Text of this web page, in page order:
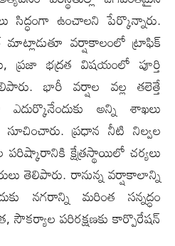
సిద్ధంగా ఉంచాలని పేర్కొన్నారు.
వర్షాకాలంలో ట్రాఫిక్
ప్రజా భద్రత విషయంలో పూర్తి
భారీ వర్షాల వల్ల తలెత్తే
అన్ని శాఖలు
ప్రధాన నీటి నిల్వల
పరిష్కారానికి క్షేత్రస్థాయిలో చర్యలు
తెలిపారు. రానున్న వర్షాకాలాన్ని
నగరాన్ని మరింత సన్నద్ధం
సౌకర్యాల పరిరక్షణకు కార్పొరేషన్